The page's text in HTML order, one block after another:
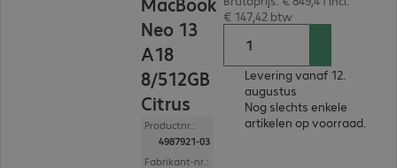
Neo 13
A18
8/512GB
Citrus
Productnr.:
4987921-03
Fabrikant-nr.:
€ 147,42 btw
Levering vanaf 12.
augustus
Nog slechts enkele
artikelen op voorraad.